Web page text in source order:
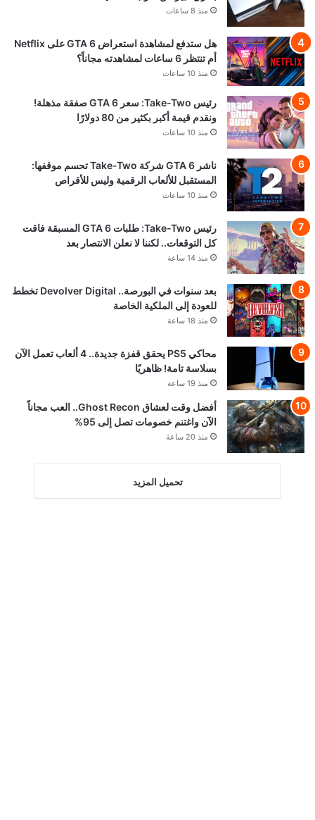
منذ 8 ساعات
هل ستدفع لمشاهدة استعراض GTA 6 على Netflix
أم تنتظر 6 ساعات لمشاهدته مجاناً؟
منذ 10 ساعات
رئيس Take-Two: سعر GTA 6 صفقة مذهلة!
ونقدم قيمة أكبر بكثير من 80 دولارًا
منذ 10 ساعات
ناشر GTA 6 شركة Take-Two تحسم موقفها:
المستقبل للألعاب الرقمية وليس للأقراص
منذ 10 ساعات
رئيس Take-Two: طلبات GTA 6 المسبقة فاقت
كل التوقعات.. لكننا لا نعلن الانتصار بعد
منذ 14 ساعة
بعد سنوات في البورصة.. Devolver Digital تخطط
للعودة إلى الملكية الخاصة
منذ 18 ساعة
محاكي PS5 يحقق قفزة جديدة.. 4 ألعاب تعمل الآن
بسلاسة تامة! ظاهريًا
منذ 19 ساعة
أفضل وقت لعشاق Ghost Recon.. العب مجاناً
الآن واغتنم خصومات تصل إلى 95%
منذ 20 ساعة
تحميل المزيد